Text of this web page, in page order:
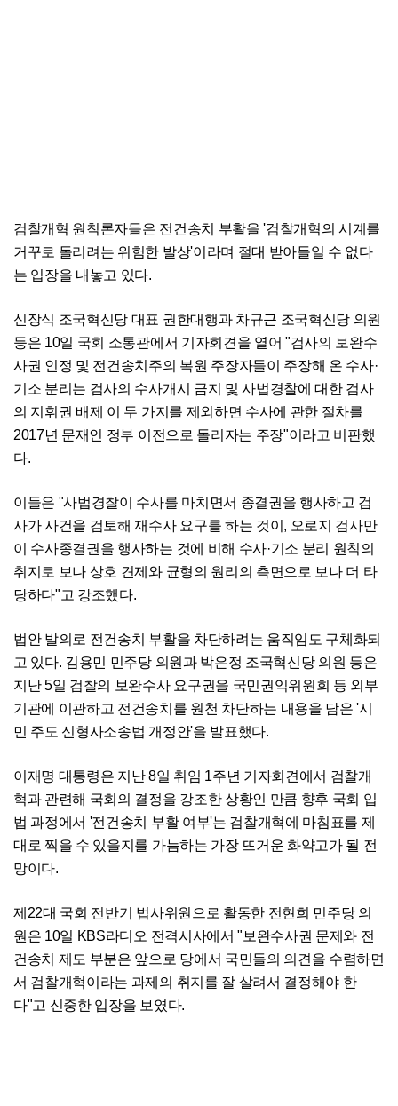
검찰개혁 원칙론자들은 전건송치 부활을 '검찰개혁의 시계를
거꾸로 돌리려는 위험한 발상'이라며 절대 받아들일 수 없다
는 입장을 내놓고 있다.
신장식 조국혁신당 대표 권한대행과 차규근 조국혁신당 의원
등은 10일 국회 소통관에서 기자회견을 열어 "검사의 보완수
사권 인정 및 전건송치주의 복원 주장자들이 주장해 온 수사·
기소 분리는 검사의 수사개시 금지 및 사법경찰에 대한 검사
의 지휘권 배제 이 두 가지를 제외하면 수사에 관한 절차를
2017년 문재인 정부 이전으로 돌리자는 주장"이라고 비판했
다.
이들은 "사법경찰이 수사를 마치면서 종결권을 행사하고 검
사가 사건을 검토해 재수사 요구를 하는 것이, 오로지 검사만
이 수사종결권을 행사하는 것에 비해 수사·기소 분리 원칙의
취지로 보나 상호 견제와 균형의 원리의 측면으로 보나 더 타
당하다"고 강조했다.
법안 발의로 전건송치 부활을 차단하려는 움직임도 구체화되
고 있다. 김용민 민주당 의원과 박은정 조국혁신당 의원 등은
지난 5일 검찰의 보완수사 요구권을 국민권익위원회 등 외부
기관에 이관하고 전건송치를 원천 차단하는 내용을 담은 '시
민 주도 신형사소송법 개정안'을 발표했다.
이재명 대통령은 지난 8일 취임 1주년 기자회견에서 검찰개
혁과 관련해 국회의 결정을 강조한 상황인 만큼 향후 국회 입
법 과정에서 '전건송치 부활 여부'는 검찰개혁에 마침표를 제
대로 찍을 수 있을지를 가늠하는 가장 뜨거운 화약고가 될 전
망이다.
제22대 국회 전반기 법사위원으로 활동한 전현희 민주당 의
원은 10일 KBS라디오 전격시사에서 "보완수사권 문제와 전
건송치 제도 부분은 앞으로 당에서 국민들의 의견을 수렴하면
서 검찰개혁이라는 과제의 취지를 잘 살려서 결정해야 한
다"고 신중한 입장을 보였다.